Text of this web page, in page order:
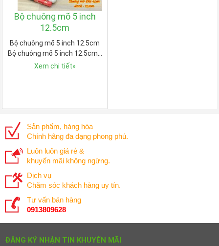
Bộ chuông mõ 5 inch
12.5cm
Bộ chuông mõ 5 inch 12.5cm
Bộ chuông mõ 5 inch 12.5cm…
Xem chi tiết»
Sản phẩm, hàng hóa
Chính hãng đa dạng phong phú.
Luôn luôn giá rẻ &
khuyến mãi không ngừng.
Dịch vụ
Chăm sóc khách hàng uy tín.
Tư vấn bán hàng
0913809628
ĐĂNG KÝ NHẬN TIN KHUYẾN MÃI